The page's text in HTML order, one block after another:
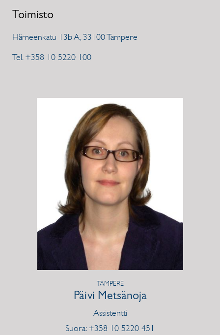
Toimisto
Hämeenkatu 13b A, 33100 Tampere
Tel. +358 10 5220 100
TAMPERE
Päivi Metsänoja
Assistentti
Suora: +358 10 5220 451